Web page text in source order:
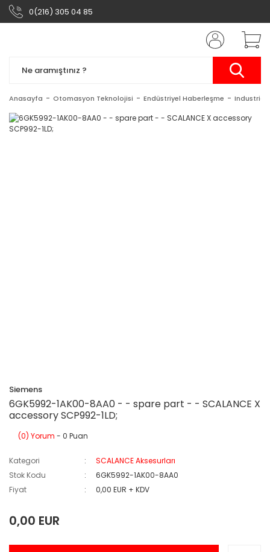
0(216) 305 04 85
Anasayfa Otomasyon Teknolojisi Endüstriyel Haberleşme Industrial
Siemens
6GK5992-1AK00-8AA0 - - spare part - - SCALANCE X
accessory SCP992-1LD;
(0) Yorum - 0 Puan
Kategori
SCALANCE Aksesurları
Stok Kodu
6GK5992-1AK00-8AA0
Fiyat
0,00 EUR + KDV
0,00 EUR